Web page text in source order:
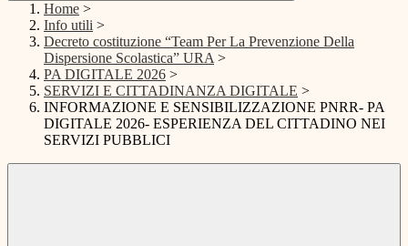
Home >
Info utili >
Decreto costituzione “Team Per La Prevenzione Della
Dispersione Scolastica” URA >
PA DIGITALE 2026 >
SERVIZI E CITTADINANZA DIGITALE >
INFORMAZIONE E SENSIBILIZZAZIONE PNRR- PA
DIGITALE 2026- ESPERIENZA DEL CITTADINO NEI
SERVIZI PUBBLICI